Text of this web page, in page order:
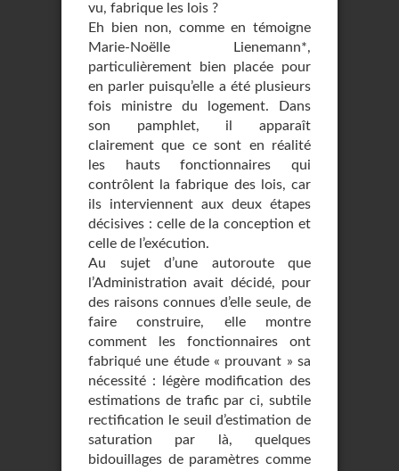
vu, fabrique les lois ?
Eh bien non, comme en témoigne
Marie-Noëlle Lienemann*,
particulièrement bien placée pour
en parler puisqu’elle a été plusieurs
fois ministre du logement. Dans
son pamphlet, il apparaît
clairement que ce sont en réalité
les hauts fonctionnaires qui
contrôlent la fabrique des lois, car
ils interviennent aux deux étapes
décisives : celle de la conception et
celle de l’exécution.
Au sujet d’une autoroute que
l’Administration avait décidé, pour
des raisons connues d’elle seule, de
faire construire, elle montre
comment les fonctionnaires ont
fabriqué une étude « prouvant » sa
nécessité : légère modification des
estimations de trafic par ci, subtile
rectification le seuil d’estimation de
saturation par là, quelques
bidouillages de paramètres comme